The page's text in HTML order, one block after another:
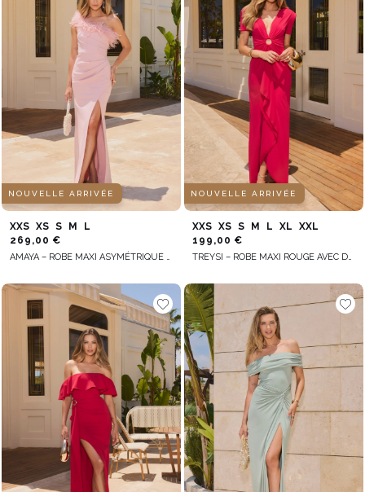
NOUVELLE ARRIVÉE
XXS XS S M
L
269,00 €
NOUVELLE ARRIVÉE
XXS XS S M L XL
XXL
199,00 €